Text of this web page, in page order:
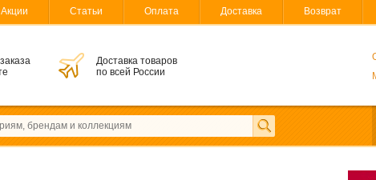
Акции Статьи Оплата Доставка Возврат
Доставка товаров
по всей России